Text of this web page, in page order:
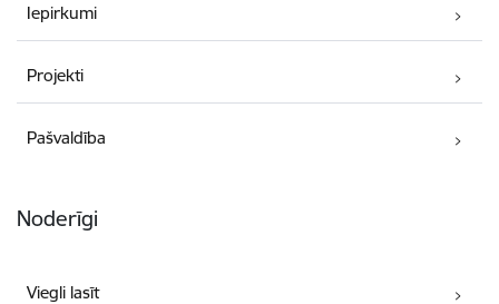
Iepirkumi
Projekti
Pašvaldība
Noderīgi
Viegli lasīt